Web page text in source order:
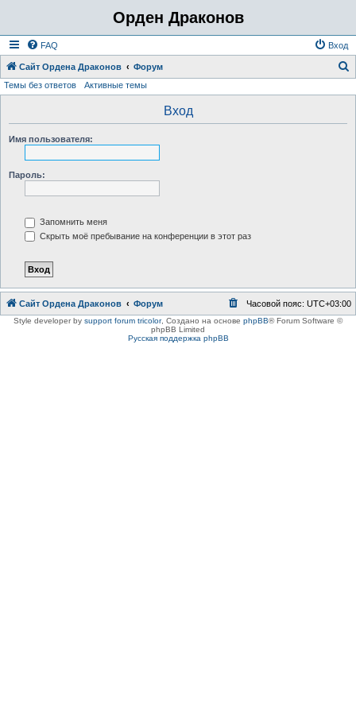
Орден Драконов
FAQ Вход
Сайт Ордена Драконов Форум
Темы без ответов Активные темы
Вход
Имя пользователя:
Пароль:
Запомнить меня
Скрыть моё пребывание на конференции в этот раз
Сайт Ордена Драконов Форум Часовой пояс: UTC+03:00
Style developer by support forum tricolor, Создано на основе phpBB® Forum Software ©
phpBB Limited
Русская поддержка phpBB